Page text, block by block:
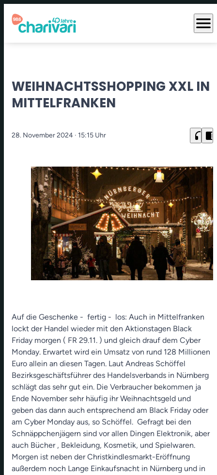
menu
WEIHNACHTSSHOPPING XXL IN
MITTELFRANKEN
28. November 2024 · 15:15 Uhr headphones chrome_reader_mode
Auf die Geschenke - fertig - los: Auch in Mittelfranken
lockt der Handel wieder mit den Aktionstagen Black
Friday morgen ( FR 29.11. ) und gleich drauf dem Cyber
Monday. Erwartet wird ein Umsatz von rund 128 Millionen
Euro allein an diesen Tagen. Laut Andreas Schöffel
Bezirksgeschäftsführer des Handelsverbands in Nürnberg
schlägt das sehr gut ein. Die Verbraucher bekommen ja
Ende November sehr häufig ihr Weihnachtsgeld und
geben das dann auch entsprechend am Black Friday oder
am Cyber Monday aus, so Schöffel. Gefragt bei den
Schnäppchenjägern sind vor allen Dingen Elektronik, aber
auch Bücher , Bekleidung, Kosmetik, und Spielwaren.
Morgen ist neben der Christkindlesmarkt-Eröffnung
außerdem noch Lange Einkaufsnacht in Nürnberg und in